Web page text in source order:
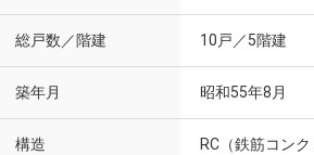
総戸数／階建 10戸／5階建
築年月 昭和55年8月
構造 RC（鉄筋コンク